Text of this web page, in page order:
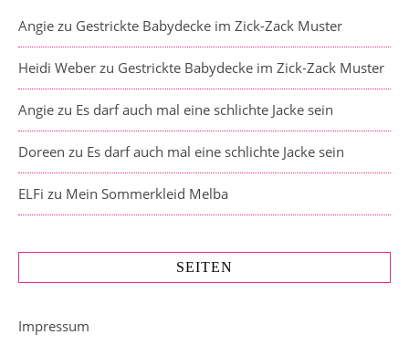
Angie zu Gestrickte Babydecke im Zick-Zack Muster
Heidi Weber zu Gestrickte Babydecke im Zick-Zack Muster
Angie zu Es darf auch mal eine schlichte Jacke sein
Doreen zu Es darf auch mal eine schlichte Jacke sein
ELFi zu Mein Sommerkleid Melba
SEITEN
Impressum